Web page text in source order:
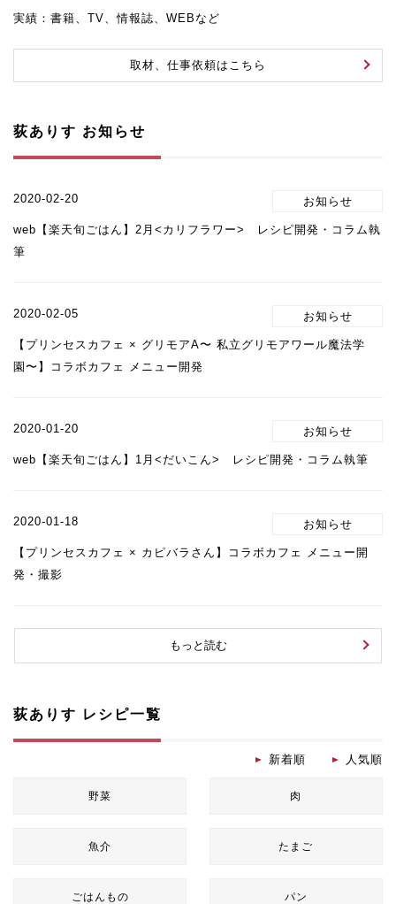
実績：書籍、TV、情報誌、WEBなど
取材、仕事依頼はこちら
荻ありす お知らせ
2020-02-20
web【楽天旬ごはん】2月<カリフラワー> レシピ開発・コラム執
筆
2020-02-05
【プリンセスカフェ × グリモアA〜 私立グリモアワール魔法学
園〜】コラボカフェ メニュー開発
2020-01-20
web【楽天旬ごはん】1月<だいこん> レシピ開発・コラム執筆
2020-01-18
【プリンセスカフェ × カピバラさん】コラボカフェ メニュー開
発・撮影
もっと読む
荻ありす レシピ一覧
新着順 人気順
野菜 肉
魚介 たまご
ごはんもの パン